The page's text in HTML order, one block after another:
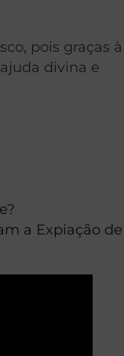
pois graças à
divina e
a Expiação de